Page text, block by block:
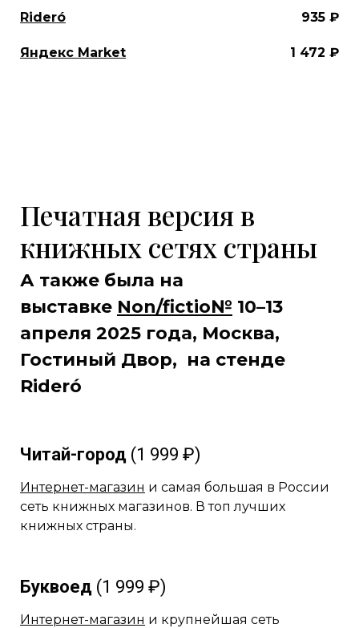
Rideró 935 ₽
Яндекс Market 1 472 ₽
Печатная версия в
книжных сетях страны
А также была на
выставке Non/fictio№ 10–13
апреля 2025 года, Москва,
Гостиный Двор, на стенде
Rideró
Читай-город (1 999 ₽)
Интернет-магазин и самая большая в России
сеть книжных магазинов. В топ лучших
книжных страны.
Буквоед (1 999 ₽)
Интернет-магазин и крупнейшая сеть